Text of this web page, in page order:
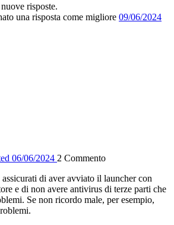
risposte.
una risposta come migliore 09/06/2024
06/06/2024 2 Commento
di aver avviato il launcher con
e di non avere antivirus di terze parti che
Se non ricordo male, per esempio,